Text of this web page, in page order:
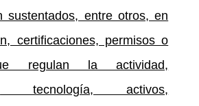
sustentados, entre otros, en
certificaciones, permisos o
regulan la actividad,
tecnología, activos,